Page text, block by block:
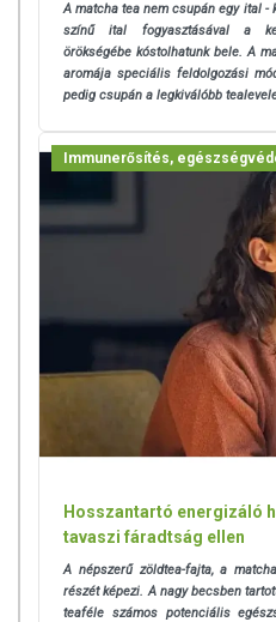
A matcha tea nem csupán egy ital
színű ital fogyasztásával a
örökségébe kóstolhatunk bele. A
aromája speciális feldolgozási
pedig csupán a legkiválóbb
Immunerősítés,
Hosszantartó energizáló
tavaszi fáradtság ellen
A népszerű zöldtea-fajta, a
részét képezi. A nagy becsben
teaféle számos potenciális